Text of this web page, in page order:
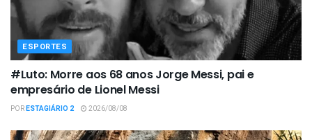
ESPORTES
#Luto: Morre aos 68 anos Jorge Messi, pai e
empresário de Lionel Messi
PORESTAGIÁRIO 2 2026/08/08